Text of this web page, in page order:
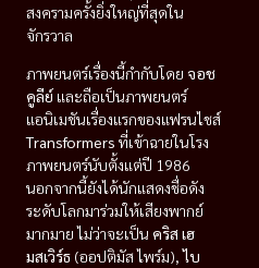
สงครามครั้งยิ่งใหญ่ที่สุดใน
จักรวาล
ภาพยนตร์เรื่องนี้กำกับโดย จอช
คูลีย์ และถือเป็นภาพยนตร์
แอนิเมชันเรื่องแรกของแฟรนไชส์
Transformers ที่เข้าฉายในโรง
ภาพยนตร์นับตั้งแต่ปี 1986
นอกจากนี้ยังได้นักแสดงชื่อดัง
ระดับโลกมาร่วมให้เสียงพากย์
มากมาย ไม่ว่าจะเป็น คริส เฮ
มสเวิร์ธ (ออปติมัส ไพร์ม),ไบ